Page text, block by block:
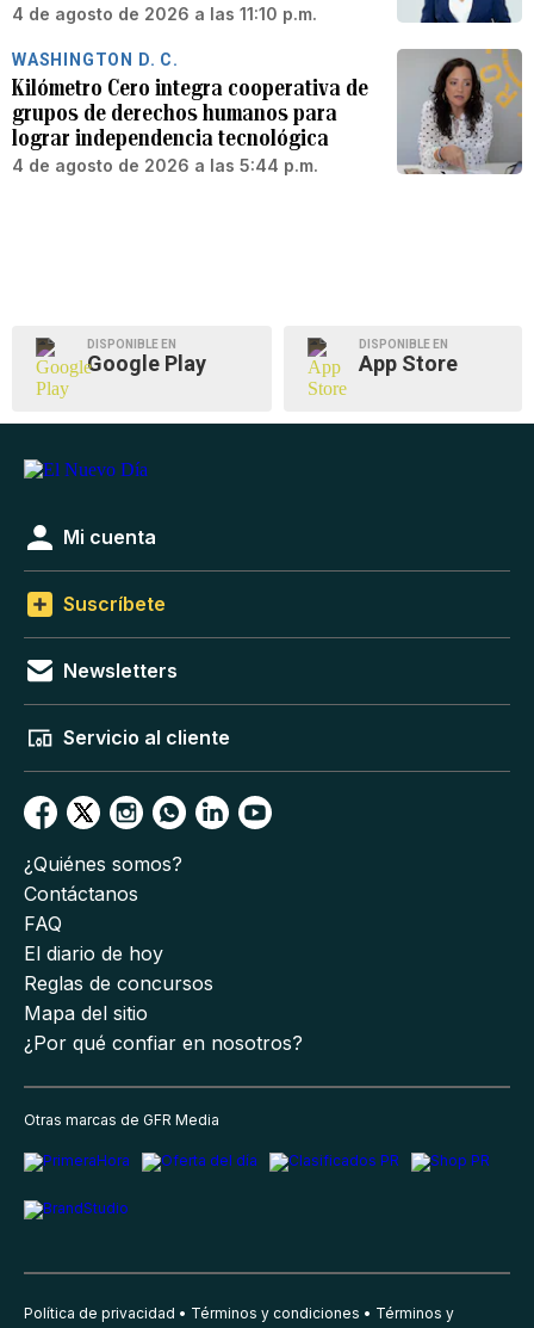
4 de agosto de 2026 a las 11:10 p.m.
WASHINGTON D. C.
Kilómetro Cero integra cooperativa de
grupos de derechos humanos para
lograr independencia tecnológica
4 de agosto de 2026 a las 5:44 p.m.
DISPONIBLE EN
Google Play
DISPONIBLE EN
App Store
Mi cuenta
Suscríbete
Newsletters
Servicio al cliente
¿Quiénes somos?
Contáctanos
FAQ
El diario de hoy
Reglas de concursos
Mapa del sitio
¿Por qué confiar en nosotros?
Otras marcas de GFR Media
Política de privacidad Términos y condiciones Términos y